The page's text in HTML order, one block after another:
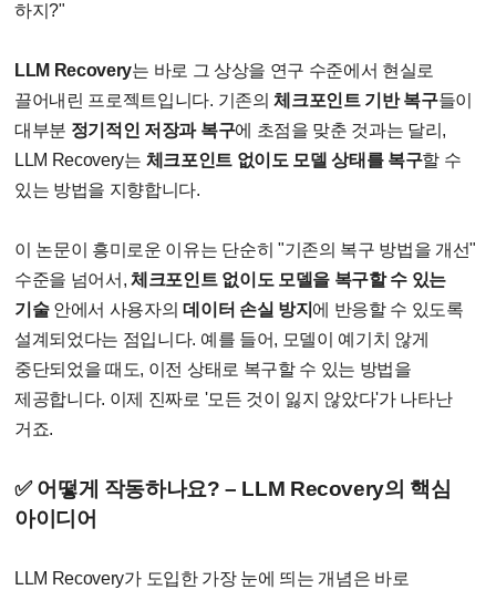
하지?"
LLM Recovery는 바로 그 상상을 연구 수준에서 현실로
끌어내린 프로젝트입니다. 기존의체크포인트 기반 복구들이
대부분 정기적인 저장과 복구에 초점을 맞춘 것과는 달리,
LLM Recovery는 체크포인트 없이도 모델 상태를 복구할 수
있는 방법을 지향합니다.
이 논문이 흥미로운 이유는 단순히 "기존의 복구 방법을 개선"
수준을 넘어서,체크포인트 없이도 모델을 복구할 수 있는
기술안에서 사용자의데이터 손실 방지 에 반응할 수 있도록
설계되었다는 점입니다. 예를 들어, 모델이 예기치 않게
중단되었을 때도, 이전 상태로 복구할 수 있는 방법을
제공합니다. 이제 진짜로 '모든 것이 잃지 않았다'가 나타난
거죠.
✅ 어떻게 작동하나요? – LLM Recovery의 핵심
아이디어
LLM Recovery가 도입한 가장 눈에 띄는 개념은 바로